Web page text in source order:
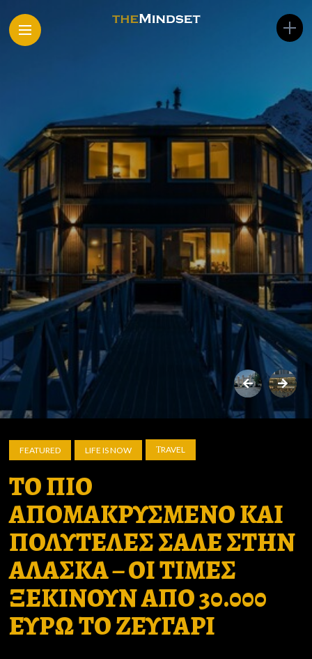
FEATURED LIFE IS NOW ΤRAVEL
ΤΟ ΠΙΟ
ΑΠΟΜΑΚΡΥΣΜΕΝΟ ΚΑΙ
ΠΟΛΥΤΕΛΕΣ ΣΑΛΕ ΣΤΗΝ
ΑΛΑΣΚΑ – ΟΙ ΤΙΜΕΣ
ΞΕΚΙΝΟΥΝ ΑΠΟ 30.000
ΕΥΡΩ ΤΟ ΖΕΥΓΑΡΙ